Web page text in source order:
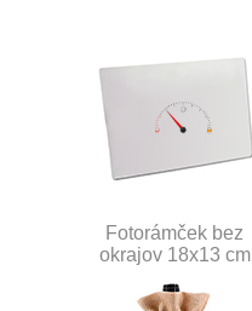
Fotorámček bez
okrajov 18x13 cm